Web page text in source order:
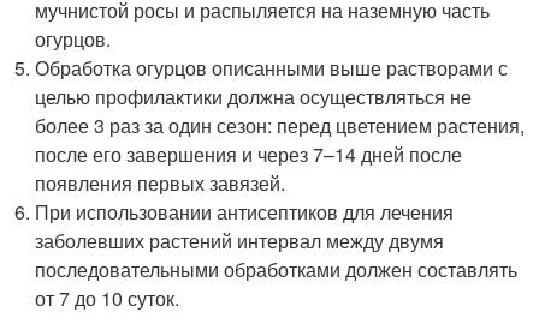
мучнистой росы и распыляется на наземную часть
огурцов.
Обработка огурцов описанными выше растворами с
целью профилактики должна осуществляться не
более 3 раз за один сезон: перед цветением растения,
после его завершения и через 7–14 дней после
появления первых завязей.
При использовании антисептиков для лечения
заболевших растений интервал между двумя
последовательными обработками должен составлять
от 7 до 10 суток.